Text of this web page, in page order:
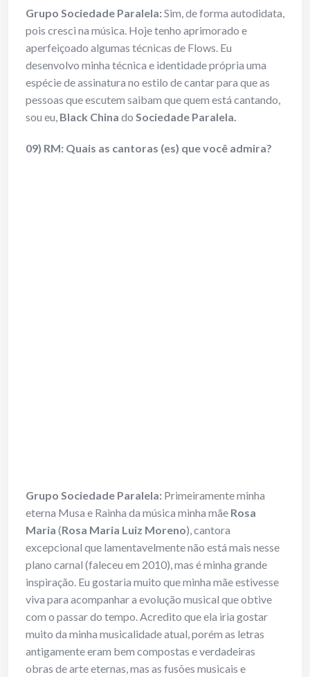
Grupo Sociedade Paralela:Sim, de forma autodidata,
pois cresci na música. Hoje tenho aprimorado e
aperfeiçoado algumas técnicas de Flows. Eu
desenvolvo minha técnica e identidade própria uma
espécie de assinatura no estilo de cantar para que as
pessoas que escutem saibam que quem está cantando,
sou eu, Black China do Sociedade Paralela.
09) RM: Quais as cantoras (es) que você admira?
Grupo Sociedade Paralela: Primeiramente minha
eterna Musa e Rainha da música minha mãe Rosa
Maria (Rosa Maria Luiz Moreno), cantora
excepcional que lamentavelmente não está mais nesse
plano carnal (faleceu em 2010), mas é minha grande
inspiração. Eu gostaria muito que minha mãe estivesse
viva para acompanhar a evolução musical que obtive
com o passar do tempo. Acredito que ela iria gostar
muito da minha musicalidade atual, porém as letras
antigamente eram bem compostas e verdadeiras
obras de arte eternas, mas as fusões musicais e